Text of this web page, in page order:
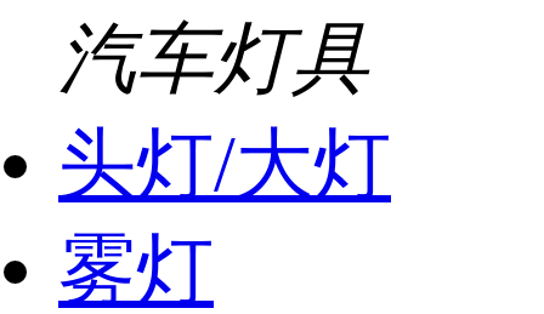
汽车灯具
头灯/大灯
雾灯